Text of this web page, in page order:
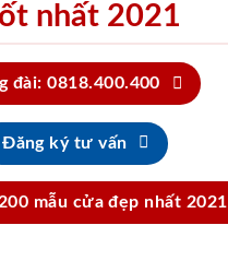
nhất 2021
đài: 0818.400.400
Đăng ký tư vấn
mẫu cửa đẹp nhất 2021